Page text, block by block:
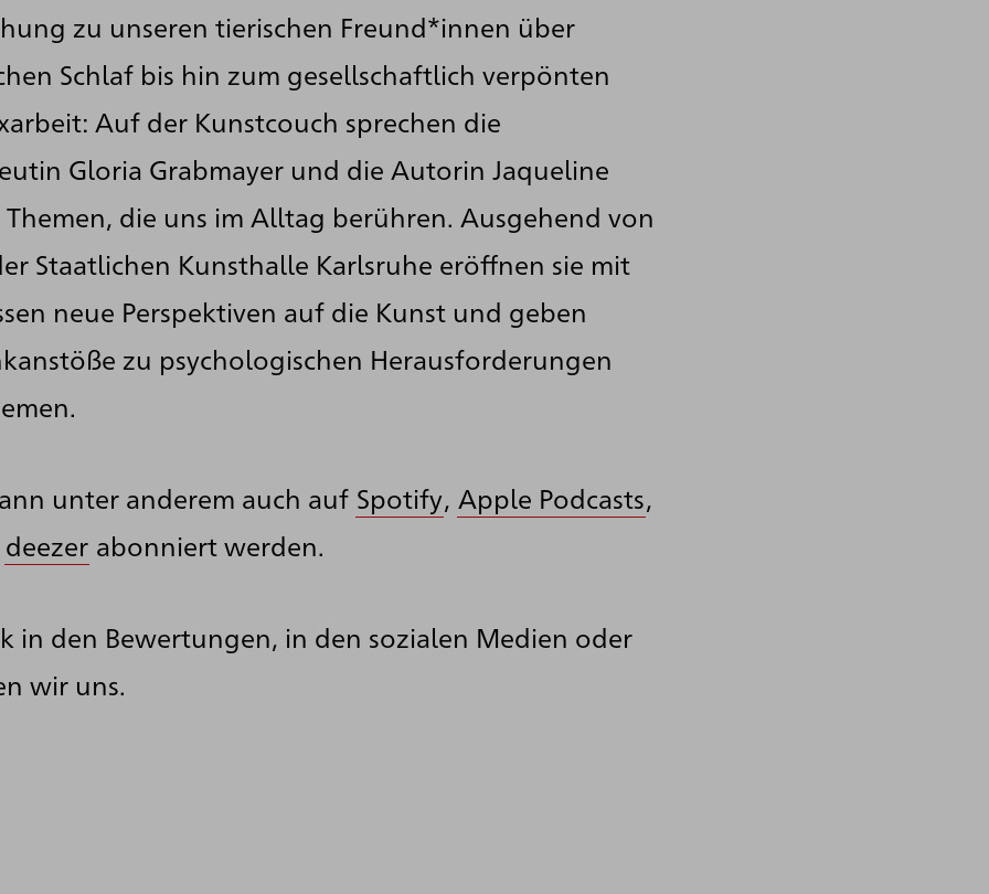
zu unseren tierischen Freund*innen über
Schlaf bis hin zum gesellschaftlich verpönten
Auf der Kunstcouch sprechen die
Gloria Grabmayer und die Autorin Jaqueline
Themen, die uns im Alltag berühren. Ausgehend von
Staatlichen Kunsthalle Karlsruhe eröffnen sie mit
neue Perspektiven auf die Kunst und geben
zu psychologischen Herausforderungen
unter anderem auch auf Spotify, Apple Podcasts,
deezer abonniert werden.
in den Bewertungen, in den sozialen Medien oder
wir uns.